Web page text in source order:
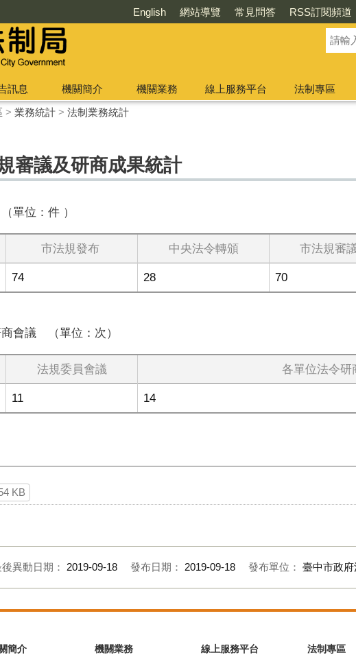
English 網站導覽 常見問答 RSS訂閱頻道
訊息 機關簡介 機關業務 線上服務平台
法制專區
> 業務統計> 法制業務統計
審議及研商成果統計
單位：件 ）
市法規發布 中央法令轉頒 市法規審
74 28 70
會議 （單位：次）
法規委員會議 各單位法令研
11 14
KB
異動日期： 2019-09-18 發布日期： 2019-09-18 發布單位： 臺中市政
簡介 機關業務 線上服務平台 法制專區